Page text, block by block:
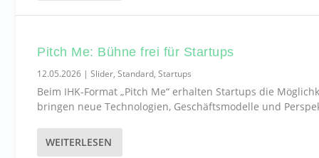
Pitch Me: Bühne frei für Startups
12.05.2026 |Slider,Standard,Startups
Beim IHK-Format „Pitch Me“ erhalten Startups die
bringen neue Technologien, Geschäftsmodelle und
WEITERLESEN